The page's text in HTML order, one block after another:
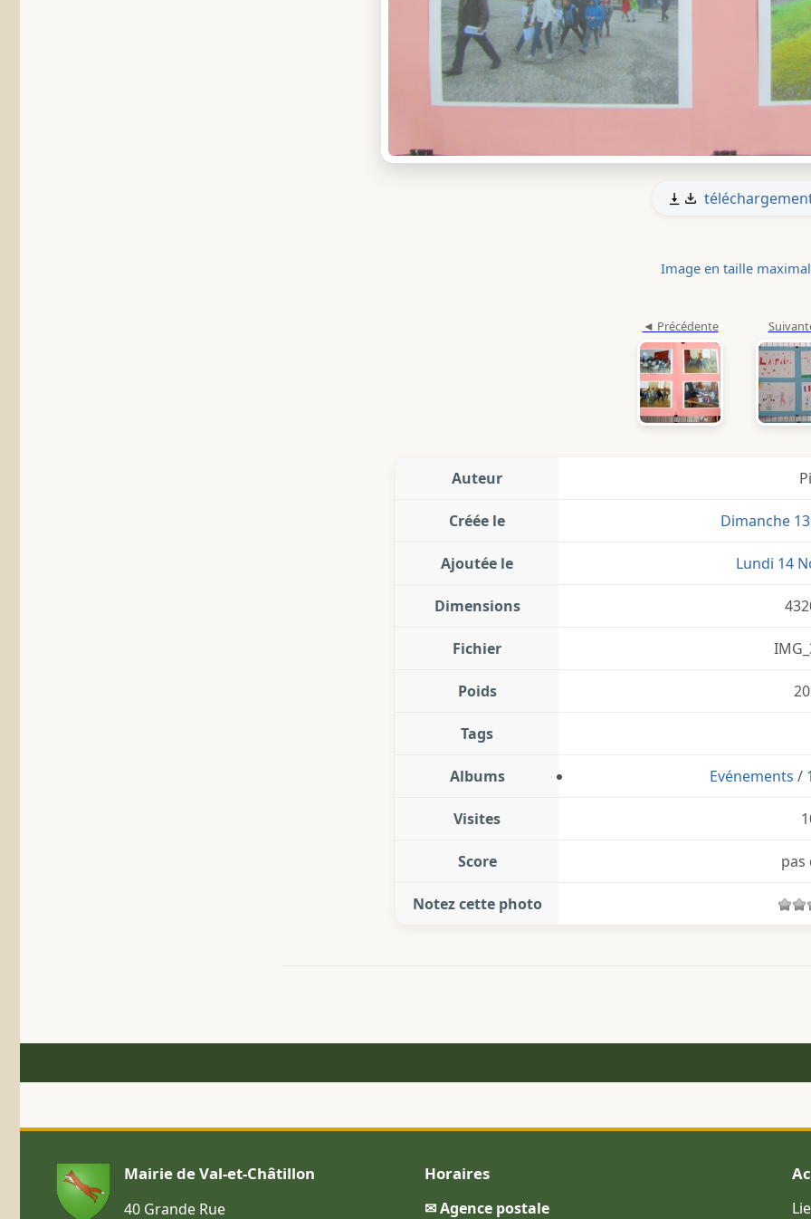
Image en taille
Auteur
Créée le Dimanche
Ajoutée le Lundi 14
Dimensions
Fichier
Poids
Tags
Albums Evénements /
Visites
Score pas
Notez cette photo
Mairie de Val-et-Châtillon
40 Grande Rue
Horaires
✉ Agence postale